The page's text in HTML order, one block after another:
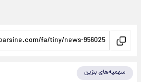
سهمیه‌های بنزین